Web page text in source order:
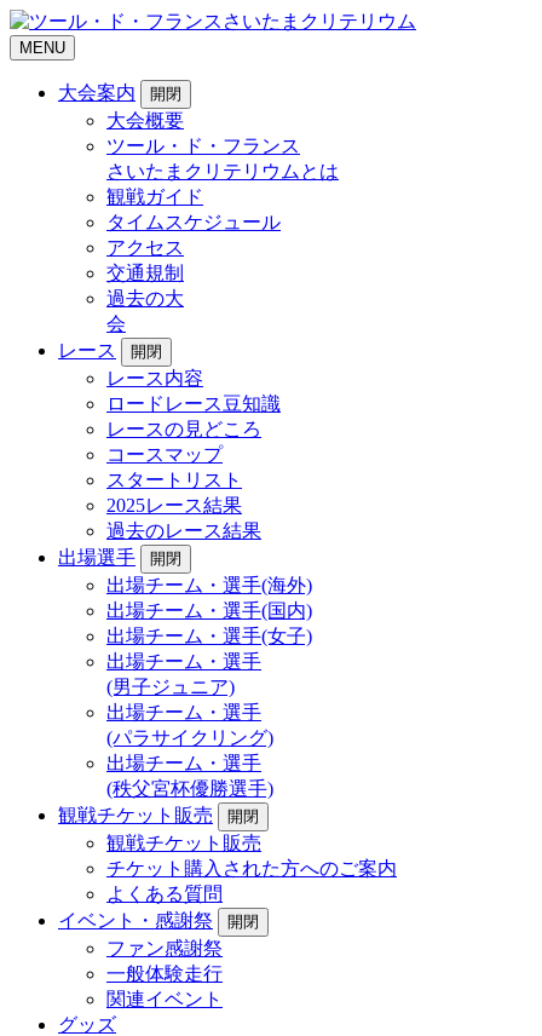
MENU
大会案内 開閉
大会概要
ツール・ド・フランス
さいたまクリテリウムとは
観戦ガイド
タイムスケジュール
アクセス
交通規制
過去の大
会
レース
開閉
レース内容
ロードレース豆知識
レースの見どころ
コースマップ
スタートリスト
2025レース結果
過去のレース結果
出場選手
開閉
出場チーム・選手(海外)
出場チーム・選手(国内)
出場チーム・選手(女子)
出場チーム・選手
(男子ジュニア)
出場チーム・選手
(パラサイクリング)
出場チーム・選手
(秩父宮杯優勝選手)
観戦チケット販売
開閉
観戦チケット販売
チケット購入された方へのご案内
よくある質問
イベント・感謝祭
開閉
ファン感謝祭
一般体験走行
関連イベント
グッズ